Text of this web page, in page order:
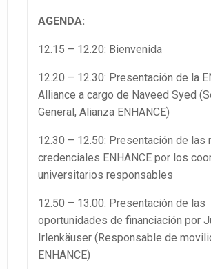
AGENDA:
12.15 – 12.20: Bienvenida
12.20 – 12.30: Presentación de la
Alliance a cargo de Naveed Syed
General, Alianza ENHANCE)
12.30 – 12.50: Presentación de las
credenciales ENHANCE por los
universitarios responsables
12.50 – 13.00: Presentación de las
oportunidades de financiación por
Irlenkäuser (Responsable de
ENHANCE)